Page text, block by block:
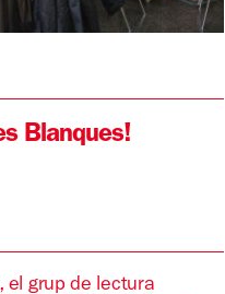
Blanques!
grup de lectura